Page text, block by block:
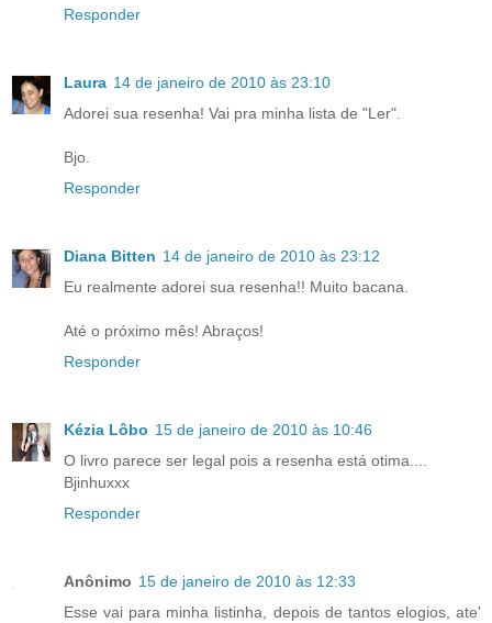
Responder
Laura 14 de janeiro de 2010 às 23:10
Adorei sua resenha! Vai pra minha lista de "Ler".
Bjo.
Responder
Diana Bitten 14 de janeiro de 2010 às 23:12
Eu realmente adorei sua resenha!! Muito bacana.
Até o próximo mês! Abraços!
Responder
Kézia Lôbo 15 de janeiro de 2010 às 10:46
O livro parece ser legal pois a resenha está otima....
Bjinhuxxx
Responder
Anônimo 15 de janeiro de 2010 às 12:33
Esse vai para minha listinha, depois de tantos elogios, ate'